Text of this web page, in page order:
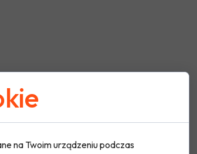
na Twoim urządzeniu podczas